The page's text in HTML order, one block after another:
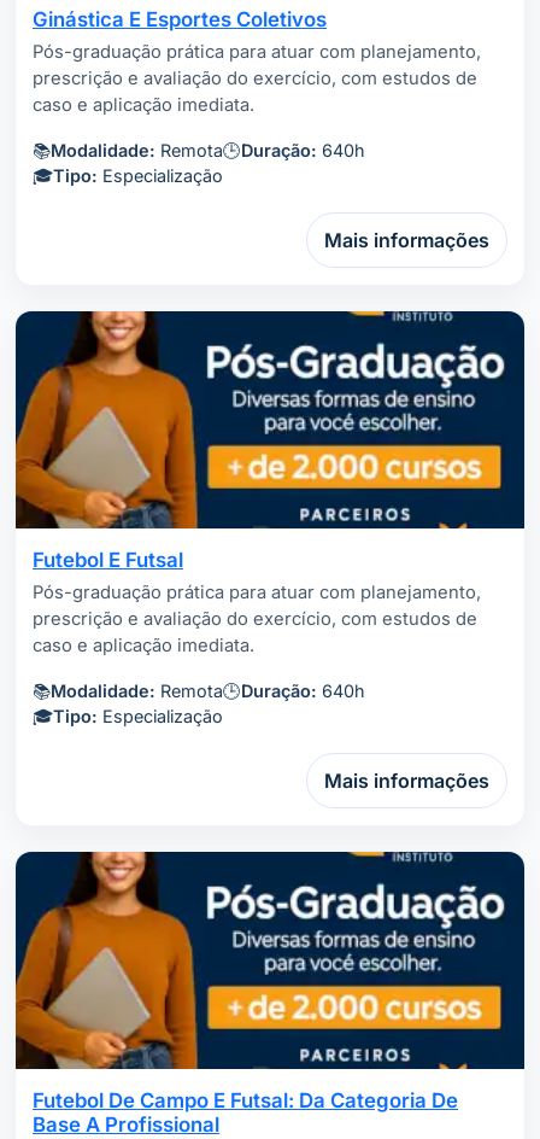
Ginástica E Esportes Coletivos
Pós-graduação prática para atuar com planejamento,
prescrição e avaliação do exercício, com estudos de
caso e aplicação imediata.
📚Modalidade: Remota🕒Duração: 640h
🎓Tipo: Especialização
Mais informações
Futebol E Futsal
Pós-graduação prática para atuar com planejamento,
prescrição e avaliação do exercício, com estudos de
caso e aplicação imediata.
📚Modalidade: Remota🕒Duração: 640h
🎓Tipo: Especialização
Mais informações
Futebol De Campo E Futsal: Da Categoria De
Base A Profissional